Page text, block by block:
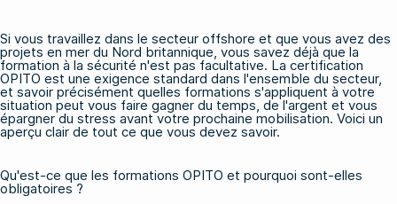
Si vous travaillez dans le secteur offshore et que vous avez des
projets en mer du Nord britannique, vous savez déjà que la
formation à la sécurité n'est pas facultative. La certification
OPITO est une exigence standard dans l'ensemble du secteur,
et savoir précisément quelles formations s'appliquent à votre
situation peut vous faire gagner du temps, de l'argent et vous
épargner du stress avant votre prochaine mobilisation. Voici un
aperçu clair de tout ce que vous devez savoir.
Qu'est-ce que les formations OPITO et pourquoi sont-elles
obligatoires ?